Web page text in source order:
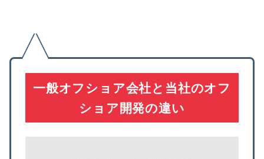
一般オフショア会社と当社のオフ
ショア開発の違い